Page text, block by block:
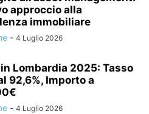
approccio alla
immobiliare
- 4 Luglio 2026
Lombardia 2025: Tasso
92,6%, Importo a
- 4 Luglio 2026